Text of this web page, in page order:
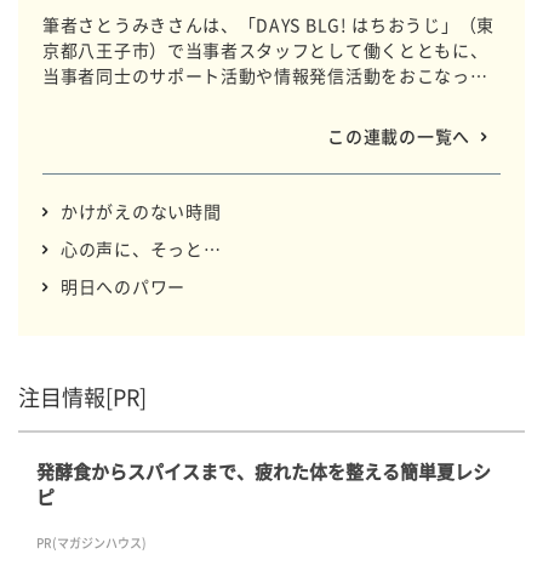
筆者さとうみきさんは、「DAYS BLG! はちおうじ」（東
京都八王子市）で当事者スタッフとして働くとともに、
当事者同士のサポート活動や情報発信活動をおこなって
で、みきさんの心に行き交う思いを言葉で綴ります。
この連載の一覧へ
かけがえのない時間
心の声に、そっと…
明日へのパワー
注目情報[PR]
発酵食からスパイスまで、疲れた体を整える簡単夏レシ
ピ
PR(マガジンハウス)